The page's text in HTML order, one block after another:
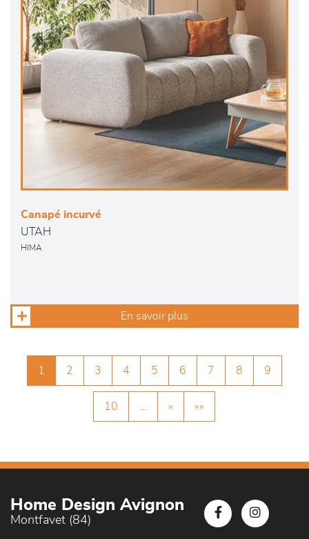
Canapé incurvé
UTAH
HIMA
En savoir plus
1 2 3 4 5 6 7 8 9
10 » »»
Home Design Avignon
Montfavet (84)